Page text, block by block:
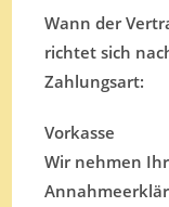
Wann der
richtet sich
Zahlungsart:
Vorkasse
Wir nehmen